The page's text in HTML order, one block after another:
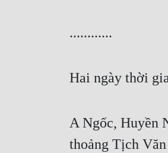
............
Hai ngày thời
A Ngốc, Huyền
thoảng Tịch